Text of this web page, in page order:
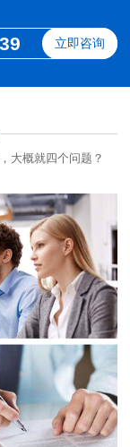
立即咨询
大概就四个问题？